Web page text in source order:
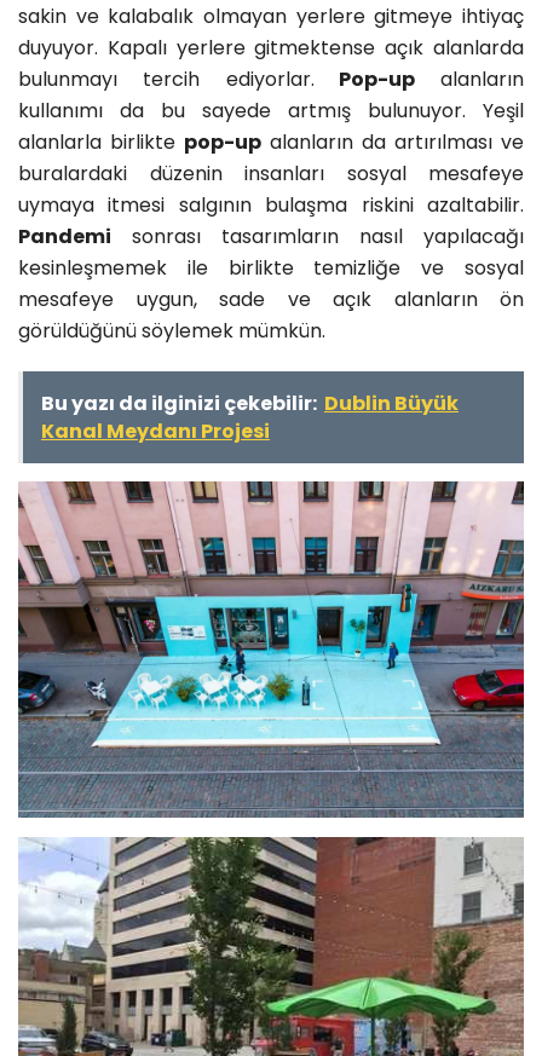
sakin ve kalabalık olmayan yerlere gitmeye ihtiyaç
duyuyor. Kapalı yerlere gitmektense açık alanlarda
bulunmayı tercih ediyorlar. Pop-upalanların
kullanımı da bu sayede artmış bulunuyor. Yeşil
alanlarla birlikte pop-up alanların da artırılması ve
buralardaki düzenin insanları sosyal mesafeye
uymaya itmesi salgının bulaşma riskini azaltabilir.
Pandemi sonrası tasarımların nasıl yapılacağı
kesinleşmemek ile birlikte temizliğe ve sosyal
mesafeye uygun, sade ve açık alanların ön
görüldüğünü söylemek mümkün.
Bu yazı da ilginizi çekebilir: Dublin Büyük
Kanal Meydanı Projesi